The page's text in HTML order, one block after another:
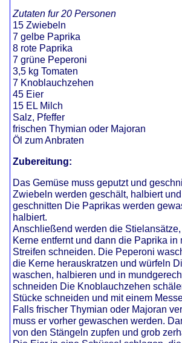
Zutaten fur 20 Personen
15 Zwiebeln
7 gelbe Paprika
8 rote Paprika
7 grüne Peperoni
3,5 kg Tomaten
7 Knoblauchzehen
45 Eier
15 EL Milch
Salz, Pfeffer
frischen Thymian oder Majoran
Öl zum Anbraten
Zubereitung:
Das Gemüse muss geputzt und
Zwiebeln werden geschält, halbiert
geschnitten Die Paprikas werden
halbiert.
Anschließend werden die
Kerne entfernt und dann die Paprika in
Streifen schneiden. Die Peperoni
die Kerne herauskratzen und würfeln
waschen, halbieren und in
schneiden Die Knoblauchzehen
Stücke schneiden und mit einem
Falls frischer Thymian oder Majoran
muss er vorher gewaschen werden.
von den Stängeln zupfen und grob